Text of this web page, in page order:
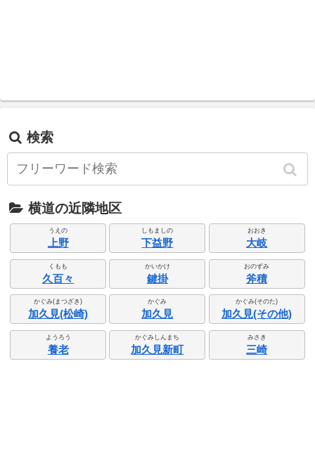
検索
横道の近隣地区
うえの
上野
しもましの
下益野
おおき
大岐
くもも
久百々
かいかけ
鍵掛
おのずみ
斧積
かぐみ(まつざき)
加久見(松崎)
かぐみ
加久見
かぐみ(そのた)
加久見(その他)
ようろう
養老
かぐみしんまち
加久見新町
みさき
三崎